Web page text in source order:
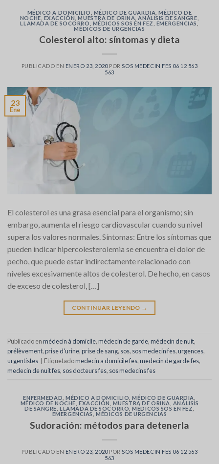
MÉDICO A DOMICILIO MÉDICO DE GUARDIA ,MÉDICO DE
NOCHE EXACCIÓN ,MUESTRA DE ORINA ,ANÁLISIS DE SANGRE
LLAMADA DE SOCORRO
MÉDICOS SOS EN FEZ EMERGENCIAS ,
MÉDICOS DE URGENCIAS
Colesterol alto: síntomas y dieta
PUBLICADO EN ENERO 23, 2020POR SOS MEDECIN FES 06 12 563
563
23
Ene
El colesterol es una grasa esencial para el organismo; sin
embargo, aumenta el riesgo cardiovascular cuando su nivel
supera los valores normales. Síntomas: Entre los síntomas que
pueden indicar hipercolesterolemia se encuentra el dolor de
pecho, que puede estar indirectamente relacionado con
niveles excesivamente altos de colesterol. De hecho, en casos
de exceso de colesterol, […]
CONTINUAR LEYENDO →
Publicado enmédecin à domicile,médecin de garde,médecin de nuit,
prélèvement,prise d'urine,prise de sang, sos, sos medecin fes,urgences,
urgentistes
Etiquetadomedecin a domicile fes,medecin de garde fes,
medecin de nuit fes, sos docteurs fes, sos medecins fes
ENFERMEDAD ,MÉDICO A DOMICILIO ,MÉDICO DE GUARDIA
MÉDICO DE NOCHE ,EXACCIÓN MUESTRA DE ORINA ANÁLISIS
DE SANGRE ,LLAMADA DE SOCORRO ,MÉDICOS SOS EN FEZ
EMERGENCIAS
,MÉDICOS DE URGENCIAS
Sudoración: métodos para detenerla
PUBLICADO EN ENERO 23, 2020POR SOS MEDECIN FES 06 12 563
563